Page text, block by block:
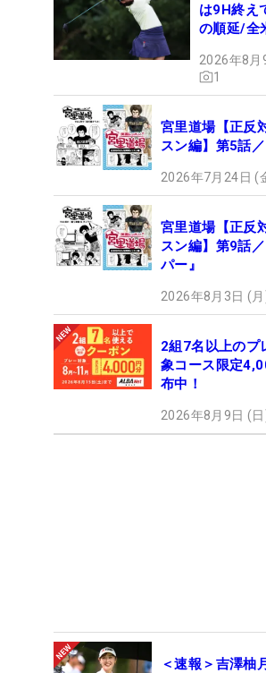
は9H終え
の順延/全
2026年8月
1
宮里道場【正反
スン編】第5話
2026年7月24日 (
宮里道場【正反
スン編】第9話
パー』
2026年8月3日 (
2組7名以上のプ
象コース限定
布中！
2026年8月9日 (
＜速報＞吉澤